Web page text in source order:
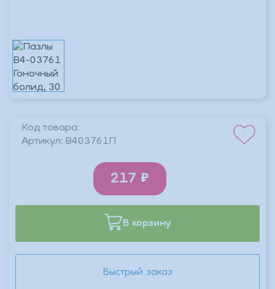
Код товара:
Артикул: B403761П
217
В корзину
Быстрый заказ